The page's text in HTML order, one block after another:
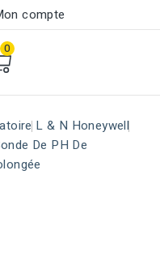
compte
0
L & N Honeywell
De PH De